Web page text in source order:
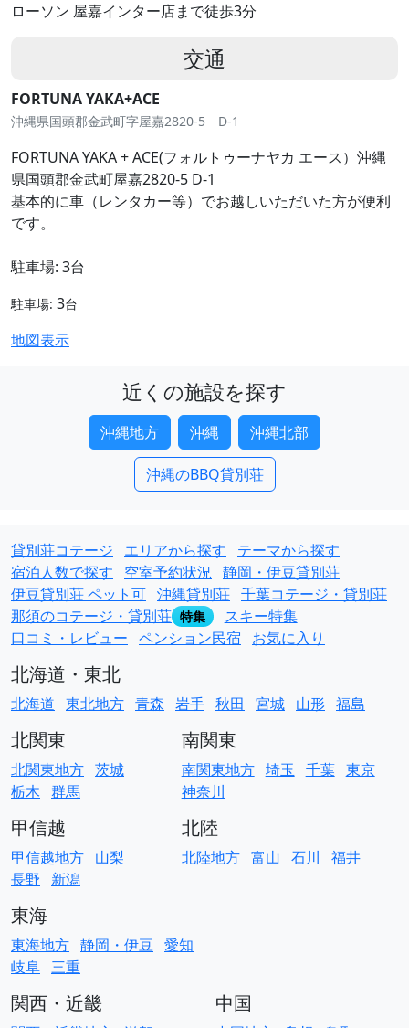
ローソン 屋嘉インター店まで徒歩3分
交通
FORTUNA YAKA+ACE
沖縄県国頭郡金武町字屋嘉2820-5 D-1
FORTUNA YAKA + ACE(フォルトゥーナヤカ エース）沖縄
県国頭郡金武町屋嘉2820-5 D-1
基本的に車（レンタカー等）でお越しいただいた方が便利
です。
駐車場: 3台
駐車場: 3台
地図表示
近くの施設を探す
沖縄地方 沖縄 沖縄北部
沖縄のBBQ貸別荘
貸別荘コテージ エリアから探す
テーマから探す
宿泊人数で探す
空室予約状況 静岡・伊豆貸別荘
伊豆貸別荘 ペット可 沖縄貸別荘 千葉コテージ・貸別荘
那須のコテージ・貸別荘 特集
スキー特集
口コミ・レビュー ペンション民宿 お気に入り
北海道・東北
北海道 東北地方 青森 岩手 秋田 宮城 山形 福島
北関東
北関東地方 茨城
栃木 群馬
南関東
南関東地方 埼玉 千葉 東京
神奈川
甲信越
甲信越地方 山梨
長野
新潟
北陸
北陸地方 富山 石川 福井
東海
東海地方 静岡・伊豆 愛知
岐阜 三重
関西・近畿 中国